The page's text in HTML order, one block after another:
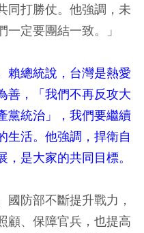
同打勝仗。他強調，未
定要團結一致。」
賴總統說，台灣是熱愛
善，「我們不再反攻大
黨統治」，我們要繼續
生活。他強調，捍衛自
是大家的共同目標。
防部不斷提升戰力，
顧、保障官兵，也提高